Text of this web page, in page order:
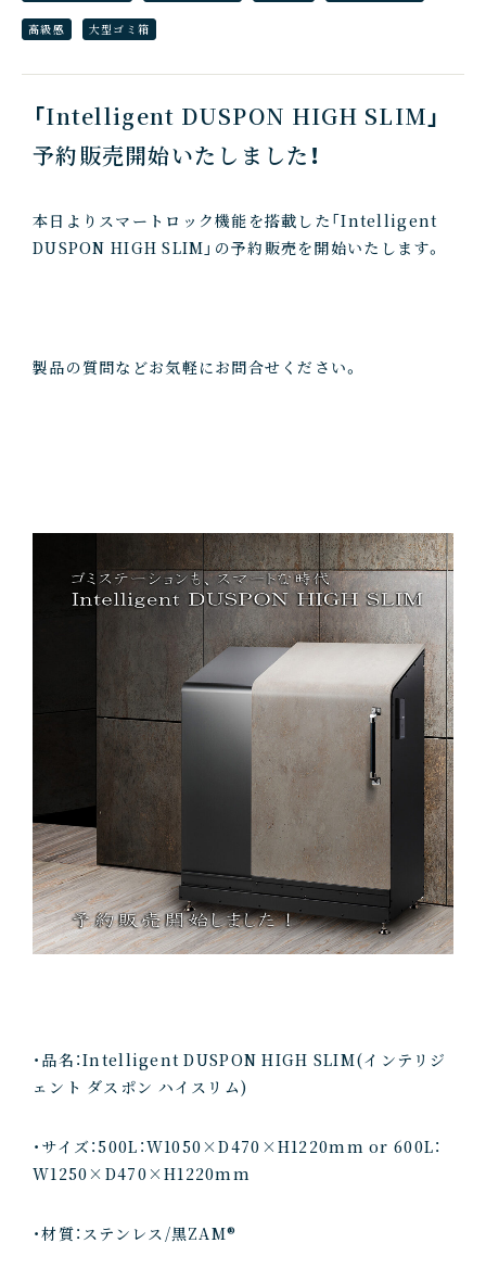
高級感 大型ゴミ箱
「Intelligent DUSPON HIGH SLIM」
予約販売開始いたしました！
本日よりスマートロック機能を搭載した「Intelligent
DUSPON HIGH SLIM」の予約販売を開始いたします。
製品の質問などお気軽にお問合せください。
・品名：Intelligent DUSPON HIGH SLIM(インテリジ
ェント ダスポン ハイスリム)
・サイズ：500L：W1050×D470×H1220mm or 600L：
W1250×D470×H1220mm
・材質：ステンレス/黒ZAM®